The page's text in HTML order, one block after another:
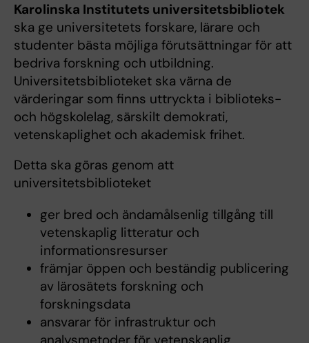
Karolinska Institutets universitetsbibliotek
ska ge universitetets forskare, lärare och
studenter bästa möjliga förutsättningar för att
bedriva forskning och utbildning.
Universitetsbiblioteket ska värna de
värderingar som finns uttryckta i biblioteks-
och högskolelag, särskilt demokrati,
vetenskaplighet och akademisk frihet.
Detta ska göras genom att
universitetsbiblioteket
ger bred och ändamålsenlig tillgång till
vetenskaplig litteratur och
informationsresurser
främjar öppen och beständig publicering
av lärosätets forskning och
forskningsdata
ansvarar för infrastruktur och